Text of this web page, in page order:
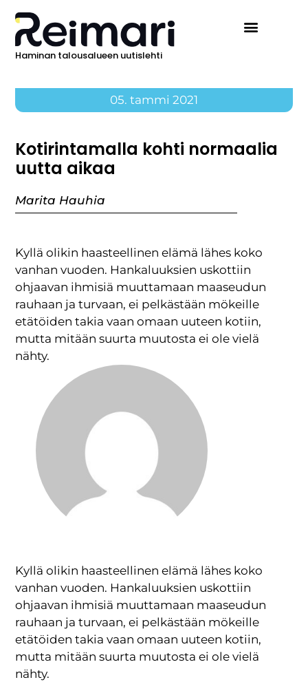
Haminan talousalueen uutislehti
05. tammi 2021
Kotirintamalla kohti normaalia
uutta aikaa
Marita Hauhia
Kyllä olikin haasteellinen elämä lähes koko
vanhan vuoden. Hankaluuksien uskottiin
ohjaavan ihmisiä muuttamaan maaseudun
rauhaan ja turvaan, ei pelkästään mökeille
etätöiden takia vaan omaan uuteen kotiin,
mutta mitään suurta muutosta ei ole vielä
nähty.
Kyllä olikin haasteellinen elämä lähes koko
vanhan vuoden. Hankaluuksien uskottiin
ohjaavan ihmisiä muuttamaan maaseudun
rauhaan ja turvaan, ei pelkästään mökeille
etätöiden takia vaan omaan uuteen kotiin,
mutta mitään suurta muutosta ei ole vielä
nähty.